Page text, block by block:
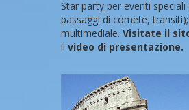
Star party per eventi speciali
passaggi di comete,
multimediale. Visitate il
il video di presentazione.